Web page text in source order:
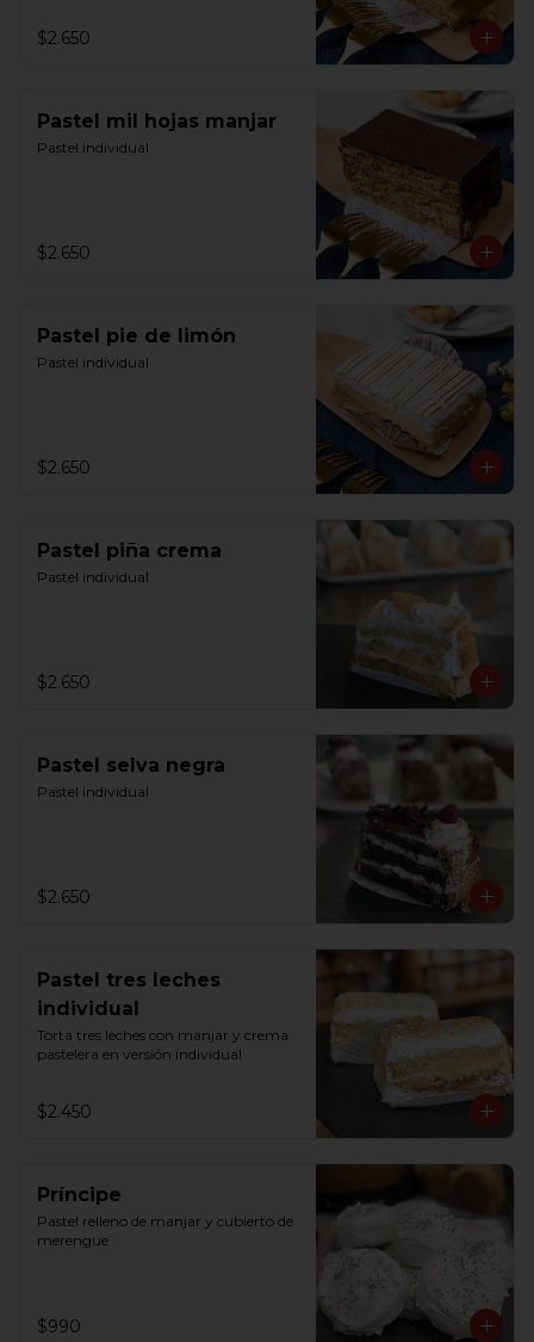
$2.650
Pastel mil hojas manjar
Pastel individual
$2.650
Pastel pie de limón
Pastel individual
$2.650
Pastel piña crema
Pastel individual
$2.650
Pastel selva negra
Pastel individual
$2.650
Pastel tres leches
individual
Torta tres leches con manjar y crema
pastelera en versión individual
$2.450
Príncipe
Pastel relleno de manjar y cubierto de
merengue
$990